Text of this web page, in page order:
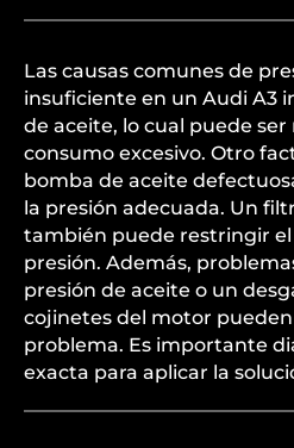
Las causas comunes de
insuficiente en un Audi A3
de aceite, lo cual puede
consumo excesivo. Otro
bomba de aceite
la presión adecuada. Un
también puede restringir
presión. Además,
presión de aceite o un
cojinetes del motor
problema. Es importante
exacta para aplicar la